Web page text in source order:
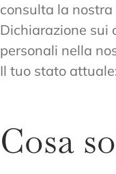
consulta la
Dichiarazione sui
personali nella
Il tuo stato
Cosa